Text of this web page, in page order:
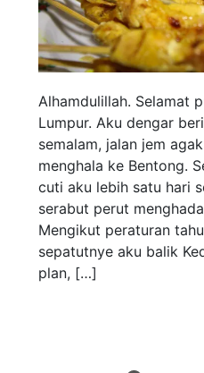
Alhamdulillah. Selamat
Lumpur. Aku dengar
semalam, jalan jem
menghala ke Bentong.
cuti aku lebih satu hari
serabut perut
Mengikut peraturan
sepatutnye aku balik
plan, […]